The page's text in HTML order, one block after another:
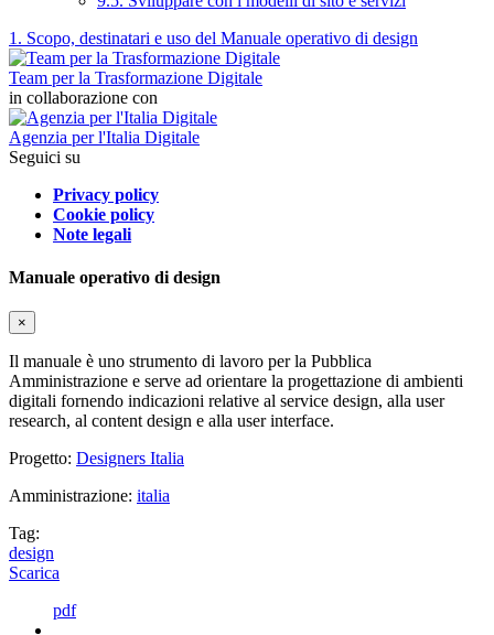
1. Scopo, destinatari e uso del Manuale operativo di design
Team per la Trasformazione Digitale
in collaborazione con
Agenzia per l'Italia Digitale
Seguici su
Privacy policy
Cookie policy
Note legali
Manuale operativo di design
×
Il manuale è uno strumento di lavoro per la Pubblica
Amministrazione e serve ad orientare la progettazione di ambienti
digitali fornendo indicazioni relative al service design, alla user
research, al content design e alla user interface.
Progetto: Designers Italia
Amministrazione: italia
Tag:
design
Scarica
pdf